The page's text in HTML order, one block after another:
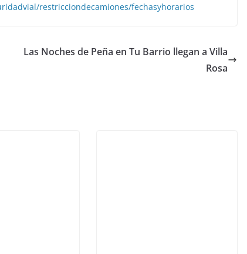
restricciondecamiones/fechasyhorarios
Las Noches de Peña en Tu Barrio llegan a Villa
Rosa